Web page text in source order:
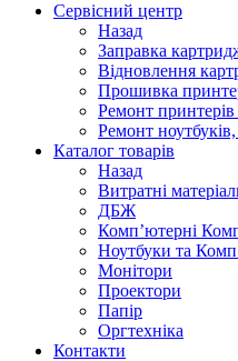
Сервісний центр
Назад
Заправка
Відновлення
Прошивка
Ремонт
Ремонт
Каталог товарів
Назад
Витратні
ДБЖ
Комп’ютерні
Ноутбуки та
Монітори
Проектори
Папір
Оргтехніка
Контакти